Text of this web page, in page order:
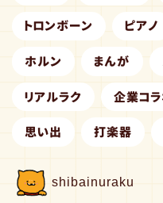
トロンボーン ピアノ
ホルン まんが
リアルラク 企業コ
思い出 打楽器
shibainuraku